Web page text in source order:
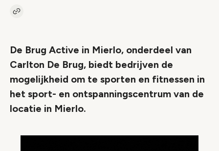
Kopieer link naar artikel
De Brug Active in Mierlo, onderdeel van
Carlton De Brug, biedt bedrijven de
mogelijkheid om te sporten en fitnessen in
het sport- en ontspanningscentrum van de
locatie in Mierlo.